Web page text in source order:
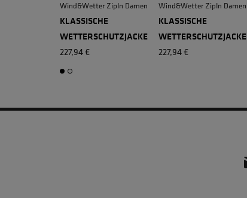
Wind&Wetter ZipIn Damen
KLASSISCHE
WETTERSCHUTZJACKE
227,94 €
Wind&Wetter ZipIn Damen
KLASSISCHE
WETTERSCHUTZJACKE
227,94 €